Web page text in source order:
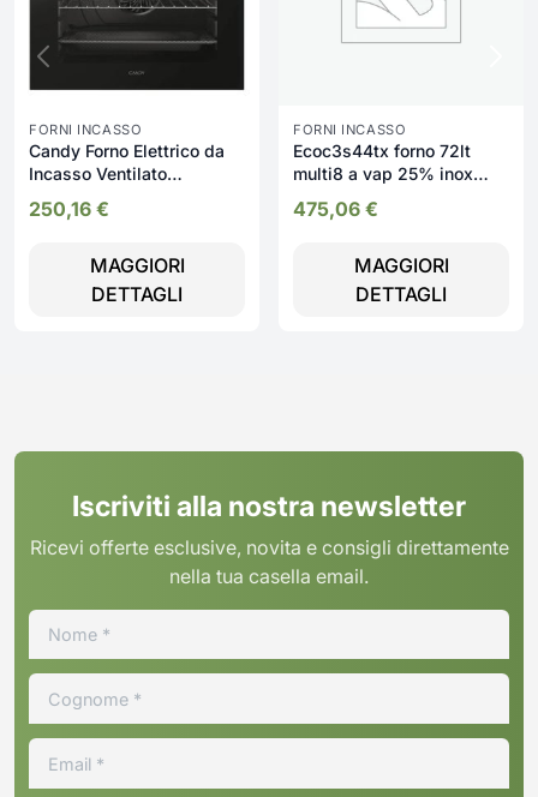
FORNI INCASSO
Candy Forno Elettrico da
Incasso Ventilato
Cottura a Vapore 65 Litri
Inox - FMCIDC X605/CA
250,16 €
MAGGIORI
DETTAGLI
FORNI INCASSO
Ecoc3s44tx forno 72lt
multi8 a vap 25% inox
475,06 €
MAGGIORI
DETTAGLI
Iscriviti alla nostra newsletter
Ricevi offerte esclusive, novita e consigli direttamente
nella tua casella email.